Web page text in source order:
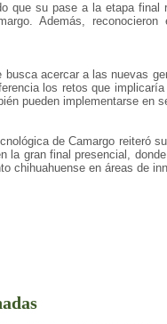
que su pase a la etapa final
Además,
busca acercar a las nuevas
los retos que
pueden implementarse en
de Camargo reiteró
la gran final presencial,
chihuahuense en áreas de